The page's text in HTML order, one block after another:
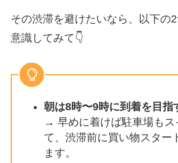
その渋滞を避けたいなら、以下の
意識してみて👇
朝は8時〜9時に到着を目指
→ 早めに着けば駐車場もス
て、渋滞前に買い物スター
ます。